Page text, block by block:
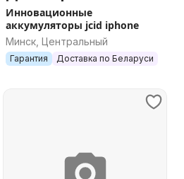
Инновационные
аккумуляторы jcid iphone
Минск, Центральный
Гарантия Доставка по Беларуси